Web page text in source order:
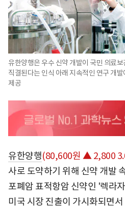
유한양행은 우수 신약 개발이 국민 의료보
직결된다는 인식 아래 지속적인 연구 개
제공
유한양행(80,600원 ▲ 2,800
사로 도약하기 위해 신약 개발
포폐암 표적항암 신약인 '렉라
미국 시장 진출이 가시화되면